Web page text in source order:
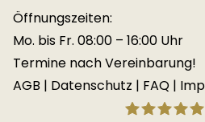
Öffnungszeiten:
Mo. bis Fr. 08:00 – 16:00 Uhr
Termine nach Vereinbarung!
AGB | Datenschutz | FAQ |